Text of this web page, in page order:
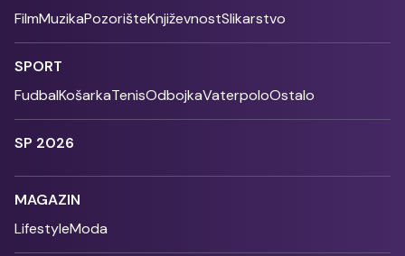
FilmMuzikaPozorišteKnjiževnostSlikarstvo
SPORT
FudbalKošarkaTenisOdbojkaVaterpoloOstalo
SP 2026
MAGAZIN
LifestyleModa